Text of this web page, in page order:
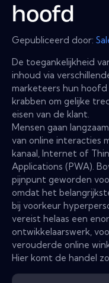
hoofd
Gepubliceerd door:
De toegankelijkheid
inhoud via
marketeers hun
krabben om gelijke
eisen van de klant.
Mensen gaan
van online interacties
kanaal, Internet of
Applications (PWA).
pijnpunt geworden
omdat het
bij voorkeur
vereist helaas een
ontwikkelaarswerk,
verouderde online
Hier komt de handel